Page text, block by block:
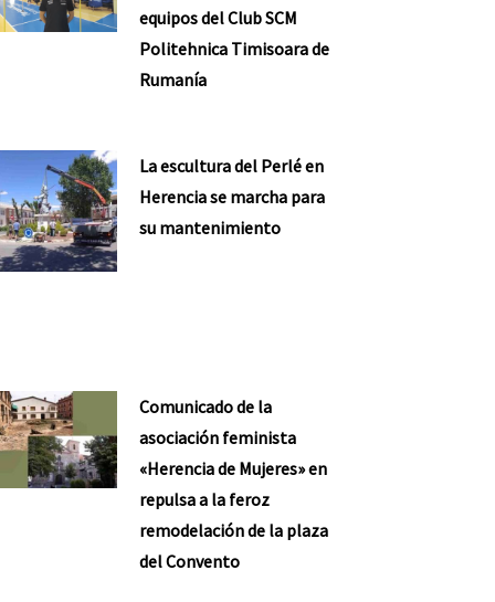
equipos del Club SCM
Politehnica Timisoara de
Rumanía
La escultura del Perlé en
Herencia se marcha para
su mantenimiento
Comunicado de la
asociación feminista
«Herencia de Mujeres» en
repulsa a la feroz
remodelación de la plaza
del Convento